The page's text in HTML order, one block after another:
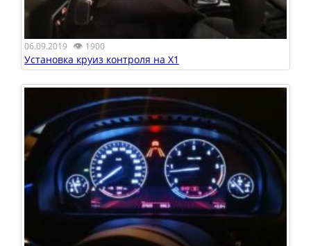
06.09.2019 👁 1900
Установка круиз контроля на X1